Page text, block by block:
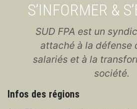
S’INFORMER &
SUD FPA est un
attaché à la défense
salariés et à la
société.
Infos des régions